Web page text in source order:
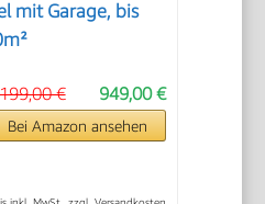
mit Garage, bis
949,00 €
€
Bei Amazon ansehen